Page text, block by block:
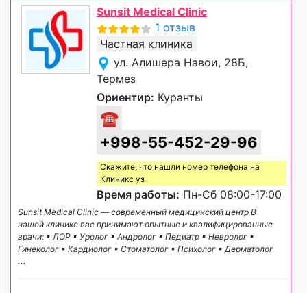
Sunsit Medical Clinic
1 отзыв
Частная клиника
ул. Алишера Навои, 28Б,
Термез
Ориентир: Куранты
☎
+998-55-452-29-96
Скажите, что нашли номер телефона на
Клиникс уз
Время работы: Пн-Сб 08:00-17:00
Sunsit Medical Clinic — современный медицинский центр В
нашей клинике вас принимают опытные и квалифицированные
врачи: ▪ ЛОР ▪ Уролог ▪ Андролог ▪ Педиатр ▪ Невролог ▪
Гинеколог ▪ Кардиолог ▪ Стоматолог ▪ Психолог ▪ Дерматолог
...